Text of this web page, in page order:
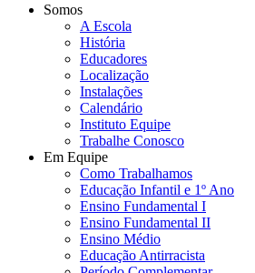
Somos
A Escola
História
Educadores
Localização
Instalações
Calendário
Instituto Equipe
Trabalhe Conosco
Em Equipe
Como Trabalhamos
Educação Infantil e 1º Ano
Ensino Fundamental I
Ensino Fundamental II
Ensino Médio
Educação Antirracista